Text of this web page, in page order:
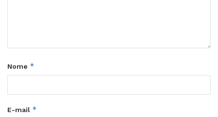
Nome *
E-mail *